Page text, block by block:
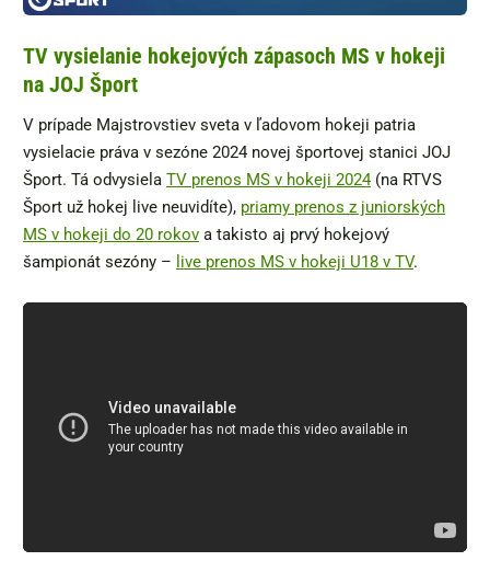
TV vysielanie hokejových zápasoch MS v hokeji
na JOJ Šport
V prípade Majstrovstiev sveta v ľadovom hokeji patria
vysielacie práva v sezóne 2024 novej športovej stanici JOJ
Šport. Tá odvysiela TV prenos MS v hokeji 2024(na RTVS
Šport už hokej live neuvidíte), priamy prenos z juniorských
MS v hokeji do 20 rokov a takisto aj prvý hokejový
šampionát sezóny – live prenos MS v hokeji U18 v TV.